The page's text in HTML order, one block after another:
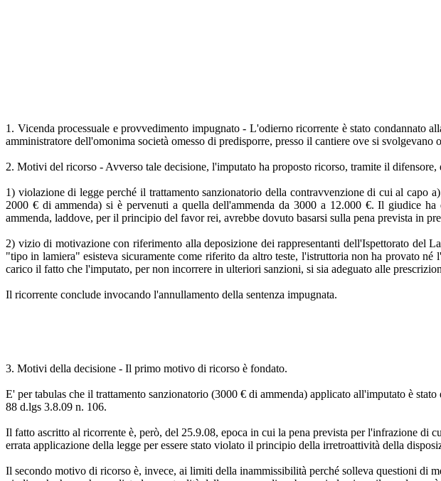
1. Vicenda processuale e provvedimento impugnato - L'odierno ricorrente è stato condannato
amministratore dell'omonima società omesso di predisporre, presso il cantiere ove si
2. Motivi del ricorso - Avverso tale decisione, l'imputato ha proposto ricorso, tramite il difensore,
1) violazione di legge perché il trattamento sanzionatorio della contravvenzione di cui al capo
2000 € di ammenda) si è pervenuti a quella dell'ammenda da 3000 a 12.000 €. Il giudice
ammenda, laddove, per il principio del favor rei, avrebbe dovuto basarsi sulla pena prevista in
2) vizio di motivazione con riferimento alla deposizione dei rappresentanti dell'Ispettorato del
"tipo in lamiera" esisteva sicuramente come riferito da altro teste, l'istruttoria non ha provato né
carico il fatto che l'imputato, per non incorrere in ulteriori sanzioni, si sia adeguato alle
Il ricorrente conclude invocando l'annullamento della sentenza impugnata.
3. Motivi della decisione - Il primo motivo di ricorso è fondato.
E' per tabulas che il trattamento sanzionatorio (3000 € di ammenda) applicato all'imputato è
88 d.lgs 3.8.09 n. 106.
Il fatto ascritto al ricorrente è, però, del 25.9.08, epoca in cui la pena prevista per l'infrazione di
errata applicazione della legge per essere stato violato il principio della irretroattività della
Il secondo motivo di ricorso è, invece, ai limiti della inammissibilità perché solleva questioni di